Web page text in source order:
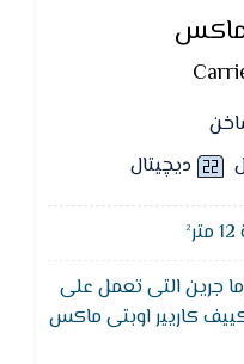
ديچيتال
جرين التى تعمل على
كاريير اوبتى ماكس
التكييف لتجفيف